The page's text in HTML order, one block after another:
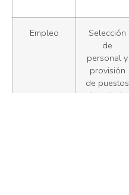
Empleo
Selección
de
personal y
provisión
de puestos
de trabajo